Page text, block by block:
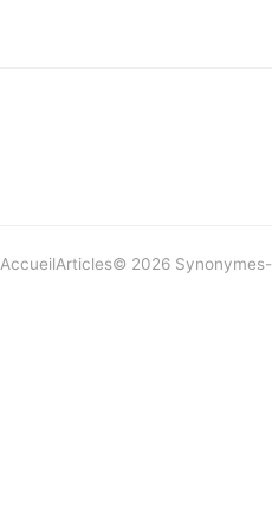
AccueilArticles© 2026